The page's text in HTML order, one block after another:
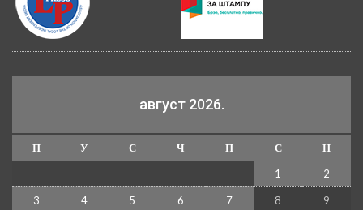
август 2026.
П У С Ч П С
Н
1
2
3 4 5 6 7 8 9